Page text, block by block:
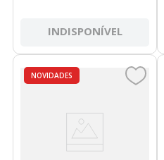
INDISPONÍVEL
NOVIDADES